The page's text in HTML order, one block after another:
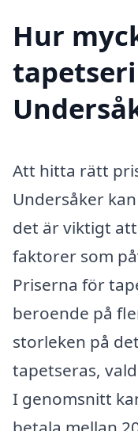
Hur
Att hitta rätt
Undersåker
det är viktigt
faktorer som
Priserna för
beroende på
storleken på
tapetseras,
I genomsnitt